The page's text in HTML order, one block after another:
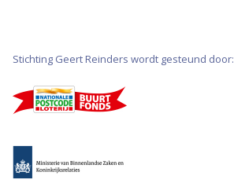
Stichting Geert Reinders wordt gesteund door: